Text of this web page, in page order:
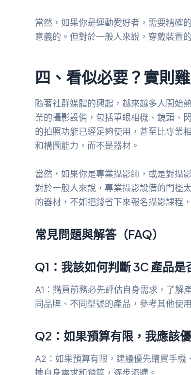
當然，如果你是運動愛好者，需要精確
意義的。但對於一般人來說，穿戴裝置
四、看似必要？實則
隨著社群媒體的興起，越來越多人開始
業的攝影設備，包括單眼相機、鏡頭、
的拍照功能已經足夠使用，甚至比專業
和構圖能力，而不是器材。
當然，如果你是專業攝影師，或是對攝
對於一般人來說，專業攝影設備的門檻
的器材，不如把錢省下來報名攝影課程
常見問題與解答（FAQ）
Q1：我該如何判斷 3C 產品是
A1：購買前務必先評估自身需求，了解
同品牌、不同型號的產品，參考其他使
Q2：如果預算有限，我應該
A2：如果預算有限，建議優先購買手